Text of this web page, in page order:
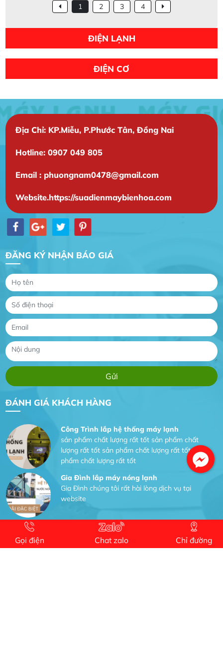
1 2 3 4
ĐIỆN LẠNH
ĐIỆN CƠ
Địa Chỉ: KP.Miễu, P.Phước Tân, Đồng Nai
Hotline: 0907 049 805
Email : phuongnam0478@gmail.com
Website.https://suadienmaybienhoa.com
ĐĂNG KÝ NHẬN BÁO GIÁ
ĐÁNH GIÁ KHÁCH HÀNG
Gia Đình chúng tôi rất hài lòng dịch vụ tại
Dự án nhà phố đẹp lên nhờ đội thợ điện từ dịch
Dịch vụ MoTor
Công Trình lắp hệ thống máy lạnh
sản phẩm chất lượng rất tốt sản phẩm chất
lượng rất tốt sản phẩm chất lượng rất tốt sản
phẩm chất lượng rất tốt
Gia Đình lắp máy nóng lạnh
Gia Đình chúng tôi rất hài lòng dịch vụ tại
website
Dự án nhà phố đẹp lên nhờ đội thợ điện từ dịch
vụ
Gọi điện Chat zalo Chỉ đường